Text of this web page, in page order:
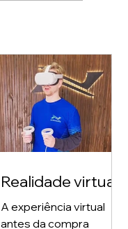
Realidade virtual
A experiência virtual
antes da compra